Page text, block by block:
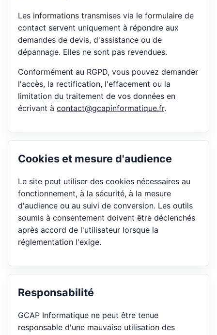
Les informations transmises via le formulaire de
contact servent uniquement à répondre aux
demandes de devis, d'assistance ou de
dépannage. Elles ne sont pas revendues.
Conformément au RGPD, vous pouvez demander
l'accès, la rectification, l'effacement ou la
limitation du traitement de vos données en
écrivant à contact@gcapinformatique.fr.
Cookies et mesure d'audience
Le site peut utiliser des cookies nécessaires au
fonctionnement, à la sécurité, à la mesure
d'audience ou au suivi de conversion. Les outils
soumis à consentement doivent être déclenchés
après accord de l'utilisateur lorsque la
réglementation l'exige.
Responsabilité
GCAP Informatique ne peut être tenue
responsable d'une mauvaise utilisation des